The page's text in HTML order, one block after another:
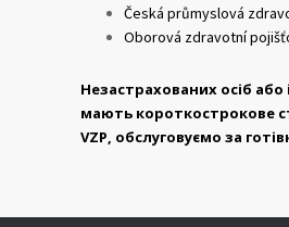
Česká průmyslová
Oborová zdravotní
Незастрахованих осіб або
мають короткострокове
VZP, обслуговуємо за